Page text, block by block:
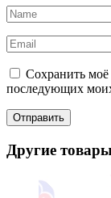
Сохранить моё
последующих
Другие